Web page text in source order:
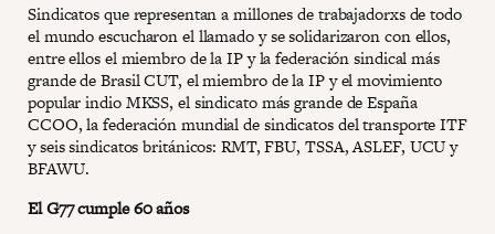
Sindicatos que representan a millones de trabajadorxs de todo
el mundo escucharon el llamado y se solidarizaron con ellos,
entre ellos el miembro de la IP y la federación sindical más
grande de Brasil CUT, el miembro de la IP y el movimiento
popular indio MKSS, el sindicato más grande de España
CCOO, la federación mundial de sindicatos del transporte ITF
y seis sindicatos británicos: RMT, FBU, TSSA, ASLEF, UCU y
BFAWU.
El G77 cumple 60 años